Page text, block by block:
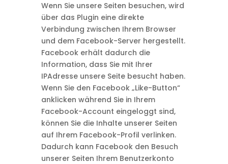
Wenn Sie unsere Seiten besuchen, wird
über das Plugin eine direkte
Verbindung zwischen Ihrem Browser
und dem Facebook-Server hergestellt.
Facebook erhält dadurch die
Information, dass Sie mit Ihrer
IPAdresse unsere Seite besucht haben.
Wenn Sie den Facebook „Like-Button“
anklicken während Sie in Ihrem
Facebook-Account eingeloggt sind,
können Sie die Inhalte unserer Seiten
auf Ihrem Facebook-Profil verlinken.
Dadurch kann Facebook den Besuch
unserer Seiten Ihrem Benutzerkonto